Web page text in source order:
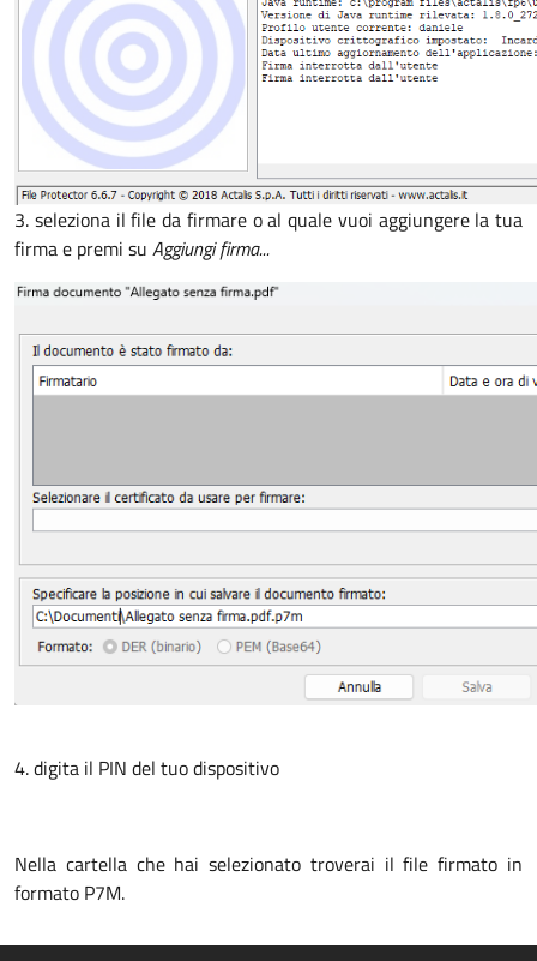
3. seleziona il file da firmare o al quale vuoi aggiungere la tua
firma e premi su Aggiungi firma...
4. digita il PIN del tuo dispositivo
Nella cartella che hai selezionato troverai il file firmato in
formato P7M.